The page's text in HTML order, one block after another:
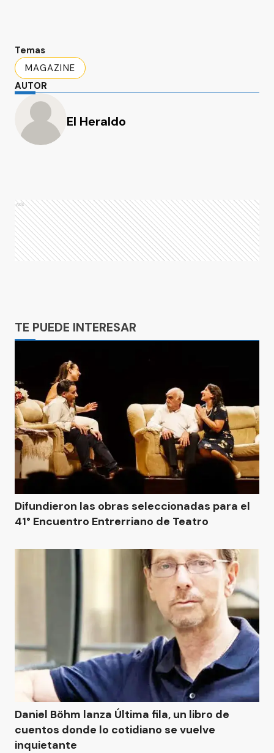
Temas
MAGAZINE
AUTOR
El Heraldo
Ads
TE PUEDE INTERESAR
Difundieron las obras seleccionadas para el
41° Encuentro Entrerriano de Teatro
Daniel Böhm lanza Última fila, un libro de
cuentos donde lo cotidiano se vuelve
inquietante